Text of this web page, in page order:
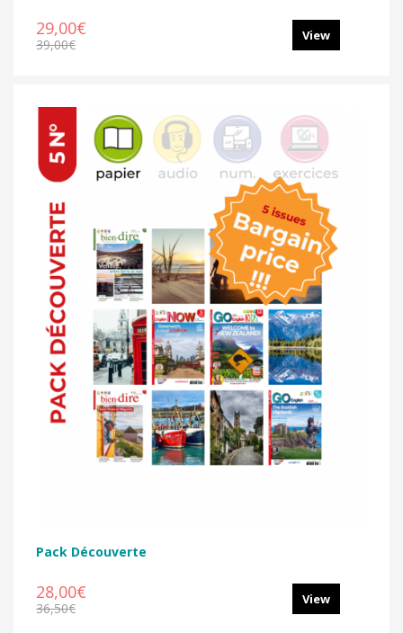
29,00€
39,00€
View
Pack Découverte
28,00€
36,50€
View